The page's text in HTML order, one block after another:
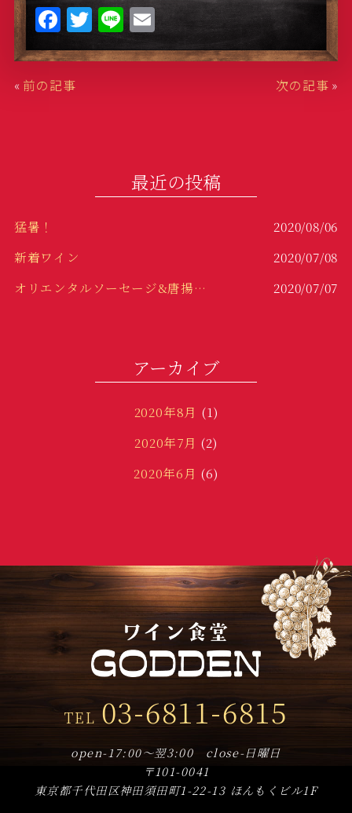
F
a
c
e
T
w
it
Li
n
e
E
m
ai
« 前の記事 次の記事 »
最近の投稿
猛暑！
2020/08/06
新着ワイン
2020/07/08
オリエンタルソーセージ&唐揚げ！！
2020/07/07
アーカイブ
2020年8月 (1)
2020年7月 (2)
2020年6月 (6)
2019年12月(3)
2019年11月(5)
2019年10月(18)
2019年9月(8)
2019年7月 (9)
2019年6月 (14)
2019年5月(17)
TEL 03-6811-6815
open-17:00～翌3:00 close-日曜日
〒101-0041
東京都千代田区神田須田町1-22-13 ほんもくビル1F